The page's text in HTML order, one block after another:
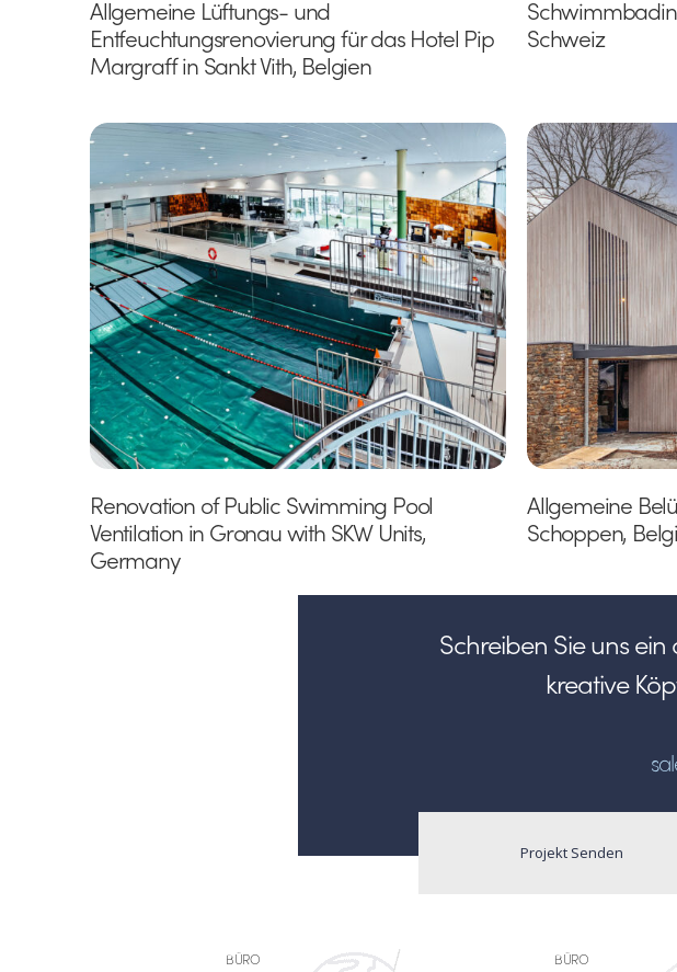
Allgemeine Lüftungs- und
Entfeuchtungsrenovierung für das Hotel Pip
Margraff in Sankt Vith, Belgien
Schweiz
Renovation of Public Swimming Pool
Ventilation in Gronau with SKW Units,
Germany
Allgemeine
Schoppen,
Schreiben Sie uns
kreative
Projekt Senden
BÜRO BÜRO